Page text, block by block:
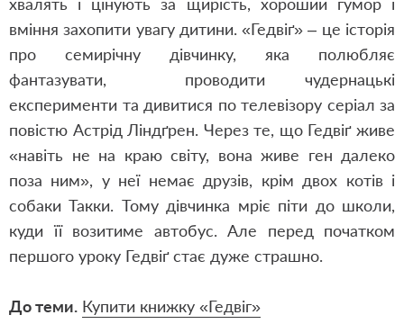
вміння захопити увагу дитини. «Гедвіґ» ‒ це історія
про семирічну дівчинку, яка полюбляє
фантазувати, проводити чудернацькі
експерименти та дивитися по телевізору серіал за
повістю Астрід Ліндґрен. Через те, що Гедвіґ живе
«навіть не на краю світу, вона живе ген далеко
поза ним», у неї немає друзів, крім двох котів і
собаки Такки. Тому дівчинка мріє піти до школи,
куди її возитиме автобус. Але перед початком
першого уроку Гедвіґ стає дуже страшно.
До теми. Купити книжку «Гедвіг»